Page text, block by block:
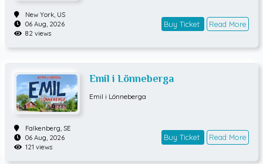
New York, US
06 Aug, 2026
82 views
Buy Ticket Read More
Emil i Lönneberga
Emil i Lönneberga
Falkenberg, SE
06 Aug, 2026
121 views
Buy Ticket Read More